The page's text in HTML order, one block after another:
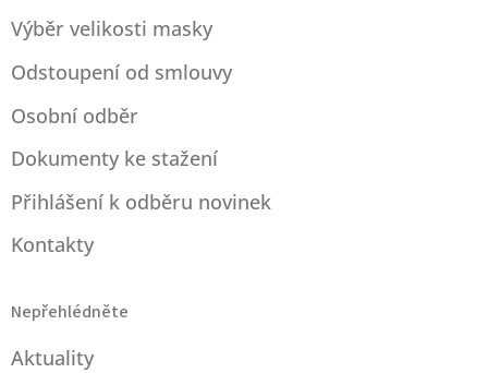
Výběr velikosti masky
Odstoupení od smlouvy
Osobní odběr
Dokumenty ke stažení
Přihlášení k odběru novinek
Kontakty
Nepřehlédněte
Aktuality